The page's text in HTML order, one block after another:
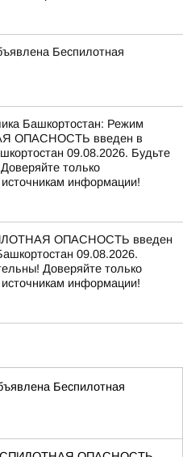
Беспилотная
Башкортостан: Режим
ОПАСНОСТЬ введен в
09.08.2026. Будьте
только
информации!
ОПАСНОСТЬ введен
09.08.2026.
Доверяйте только
информации!
Беспилотная